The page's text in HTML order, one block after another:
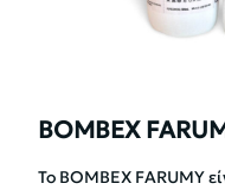
BOMBEX
Το BOMBEX FARUMY